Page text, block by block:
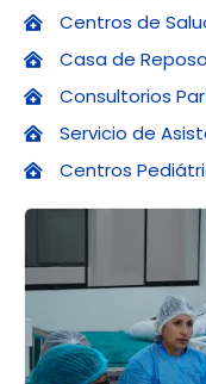
Centros de
Casa de Reposo
Consultorios
Servicio de
Centros